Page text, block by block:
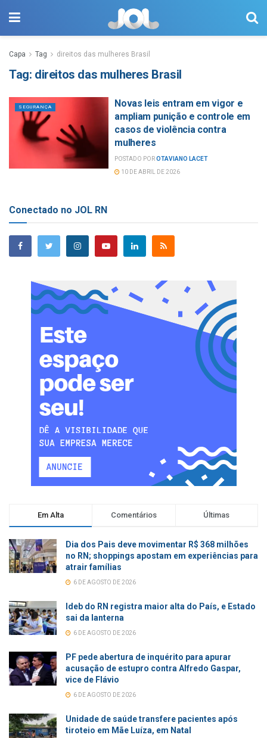
Capa Tag direitos das mulheres Brasil
Tag: direitos das mulheres Brasil
SEGURANÇA
Novas leis entram em vigor e
ampliam punição e controle em
casos de violência contra
mulheres
POSTADO POROTAVIANO LACET
10 DE ABRIL DE 2026
Conectado no JOL RN
Em Alta Comentários Últimas
Dia dos Pais deve movimentar R$ 368 milhões
no RN; shoppings apostam em experiências para
atrair famílias
6 DE AGOSTO DE 2026
Ideb do RN registra maior alta do País, e Estado
sai da lanterna
6 DE AGOSTO DE 2026
PF pede abertura de inquérito para apurar
acusação de estupro contra Alfredo Gaspar,
vice de Flávio
6 DE AGOSTO DE 2026
Unidade de saúde transfere pacientes após
tiroteio em Mãe Luíza, em Natal